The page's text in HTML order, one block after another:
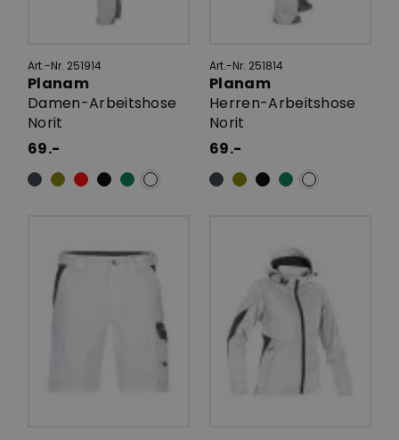
Art.-Nr. 251914
Planam
Damen-Arbeitshose
Norit
69.-
Art.-Nr. 251814
Planam
Herren-Arbeitshose
Norit
69.-